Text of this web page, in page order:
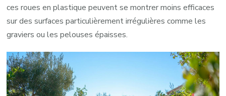
ces roues en plastique peuvent se montrer moins efficaces
sur des surfaces particulièrement irrégulières comme les
graviers ou les pelouses épaisses.